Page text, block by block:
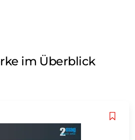
im Überblick